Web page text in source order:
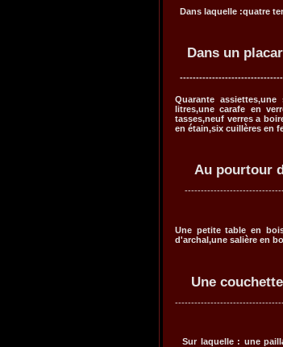
Dans laquelle :quatre
Dans un
Quarante
litres,une carafe en
tasses,neuf verres a
en étain,six cuillères en
Au pourtour
Une petite table en
d'archal,une salière en
Une couchette
Sur laquelle : une